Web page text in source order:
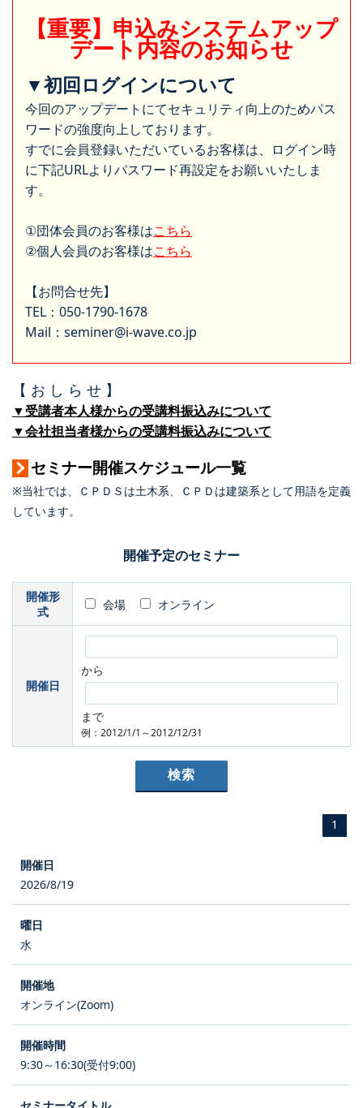
【重要】申込みシステムアップ
デート内容のお知らせ
▼初回ログインについて
今回のアップデートにてセキュリティ向上のためパス
ワードの強度向上しております。
すでに会員登録いただいているお客様は、ログイン時
に下記URLよりパスワード再設定をお願いいたしま
す。
①団体会員のお客様はこちら
②個人会員のお客様はこちら
【お問合せ先】
TEL：050-1790-1678
Mail：seminer@i-wave.co.jp
【 お し ら せ 】
▼受講者本人様からの受講料振込みについて
▼会社担当者様からの受講料振込みについて
セミナー開催スケジュール一覧
※当社では、ＣＰＤＳは土木系、ＣＰＤは建築系として用語を定義
しています。
開催予定のセミナー
開催形
式
会場 オンライン
開催日
から
まで
例：2012/1/1～2012/12/31
1
2026/8/19
水
オンライン(Zoom)
9:30～16:30(受付9:00)